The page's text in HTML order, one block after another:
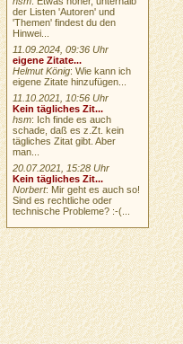
der Listen 'Autoren' und
'Themen' findest du den
Hinwei...
11.09.2024, 09:36 Uhr
eigene Zitate...
Helmut König: Wie kann ich
eigene Zitate hinzufügen...
11.10.2021, 10:56 Uhr
Kein tägliches Zit...
hsm: Ich finde es auch
schade, daß es z.Zt. kein
tägliches Zitat gibt. Aber
man...
20.07.2021, 15:28 Uhr
Kein tägliches Zit...
Norbert: Mir geht es auch so!
Sind es rechtliche oder
technische Probleme? :-(...